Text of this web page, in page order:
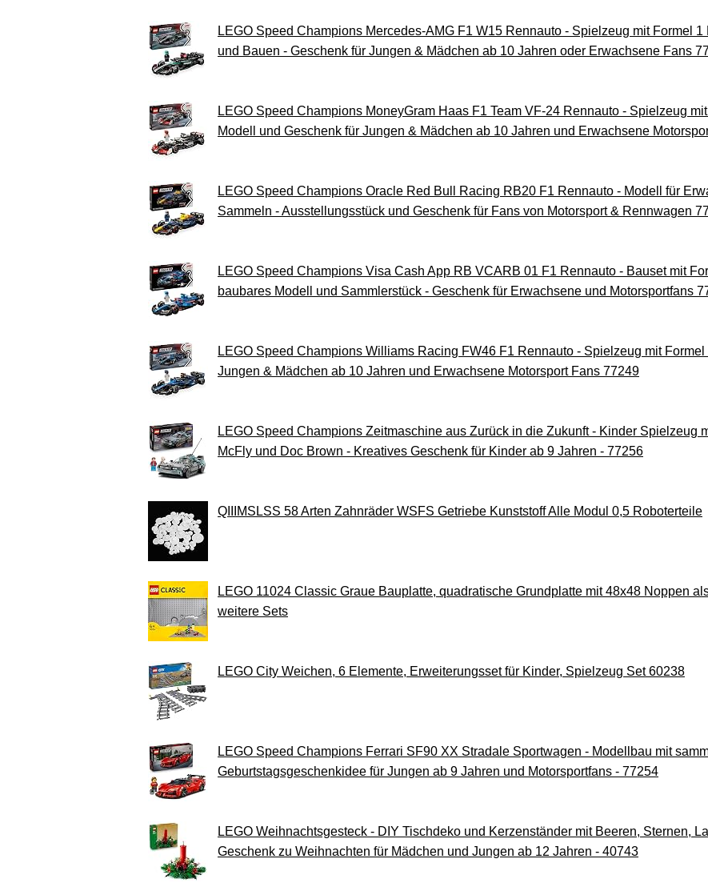
LEGO Speed Champions Mercedes-AMG F1 W15 Rennauto - Spielzeug mit Formel
und Bauen - Geschenk für Jungen & Mädchen ab 10 Jahren oder Erwachsene Fans
LEGO Speed Champions MoneyGram Haas F1 Team VF-24 Rennauto - Spielzeug
Modell und Geschenk für Jungen & Mädchen ab 10 Jahren und Erwachsene
LEGO Speed Champions Oracle Red Bull Racing RB20 F1 Rennauto - Modell für
Sammeln - Ausstellungsstück und Geschenk für Fans von Motorsport & Rennwagen
LEGO Speed Champions Visa Cash App RB VCARB 01 F1 Rennauto - Bauset mit
baubares Modell und Sammlerstück - Geschenk für Erwachsene und Motorsportfans
LEGO Speed Champions Williams Racing FW46 F1 Rennauto - Spielzeug mit
Jungen & Mädchen ab 10 Jahren und Erwachsene Motorsport Fans 77249
LEGO Speed Champions Zeitmaschine aus Zurück in die Zukunft - Kinder Spielzeug
McFly und Doc Brown - Kreatives Geschenk für Kinder ab 9 Jahren - 77256
QIIIMSLSS 58 Arten Zahnräder WSFS Getriebe Kunststoff Alle Modul 0,5 Roboterteile
LEGO 11024 Classic Graue Bauplatte, quadratische Grundplatte mit 48x48 Noppen
weitere Sets
LEGO City Weichen, 6 Elemente, Erweiterungsset für Kinder, Spielzeug Set 60238
LEGO Speed Champions Ferrari SF90 XX Stradale Sportwagen - Modellbau mit
Geburtstagsgeschenkidee für Jungen ab 9 Jahren und Motorsportfans - 77254
LEGO Weihnachtsgesteck - DIY Tischdeko und Kerzenständer mit Beeren, Sternen,
Geschenk zu Weihnachten für Mädchen und Jungen ab 12 Jahren - 40743